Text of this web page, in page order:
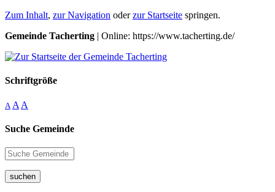
Zum Inhalt, zur Navigation oderzur Startseite springen.
Gemeinde Tacherting | Online: https://www.tacherting.de/
Schriftgröße
A A A
Suche Gemeinde
suchen